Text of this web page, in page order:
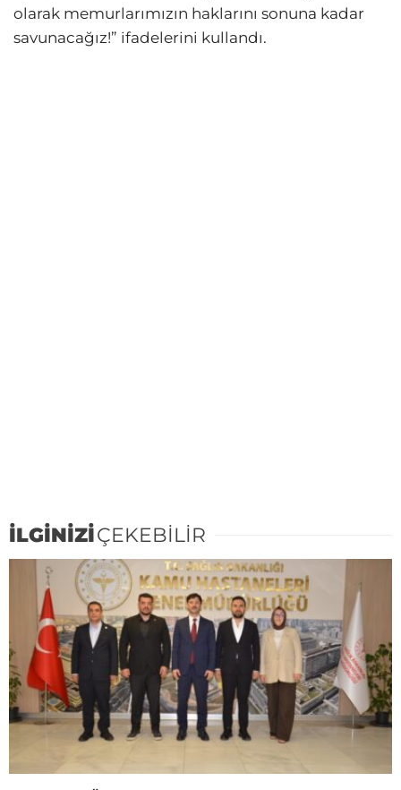
olarak memurlarımızın haklarını sonuna kadar
savunacağız!” ifadelerini kullandı.
İLGİNİZİÇEKEBİLİR